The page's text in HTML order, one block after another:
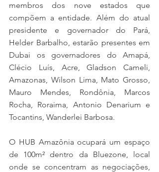
membros dos nove estados que
compõem a entidade. Além do atual
presidente e governador do Pará,
Helder Barbalho, estarão presentes em
Dubai os governadores do Amapá,
Clécio Luís, Acre, Gladson Cameli,
Amazonas, Wilson Lima, Mato Grosso,
Mauro Mendes, Rondônia, Marcos
Rocha, Roraima, Antonio Denarium e
Tocantins, Wanderlei Barbosa.
O HUB Amazônia ocupará um espaço
de 100m² dentro da Bluezone, local
onde se concentram as negociações,